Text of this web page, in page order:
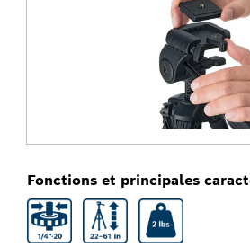
Fonctions et principales